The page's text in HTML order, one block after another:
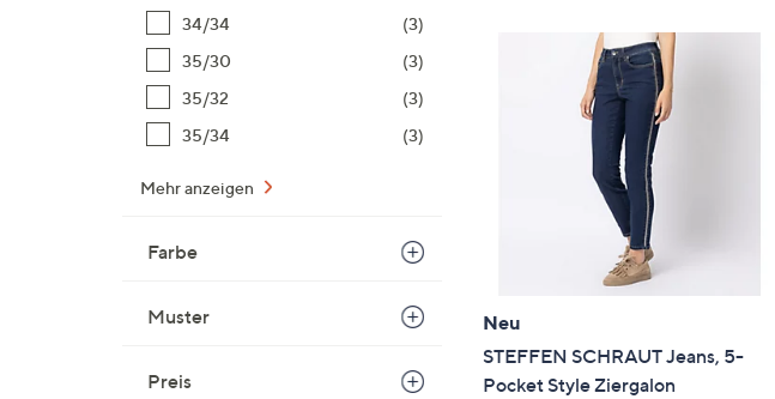
34/34
(3)
35/30
(3)
35/32
(3)
35/34
(3)
Mehr anzeigen
Farbe
Muster
Preis
Neu
STEFFEN SCHRAUT Jeans, 5-
Pocket Style Ziergalon